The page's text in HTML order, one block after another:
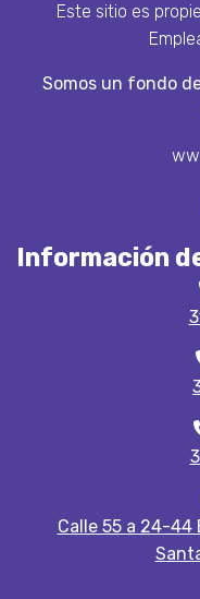
Este sitio es
Somos un fondo
Información
Calle 55 a 24-44